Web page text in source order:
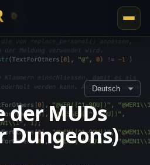
ᛞ
der MUDs
Dungeons)